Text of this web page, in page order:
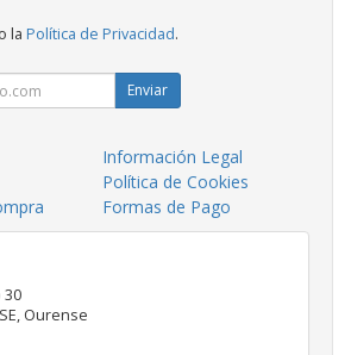
la Política de Privacidad.
Enviar
Información Legal
Política de Cookies
Formas de Pago
30
, Ourense